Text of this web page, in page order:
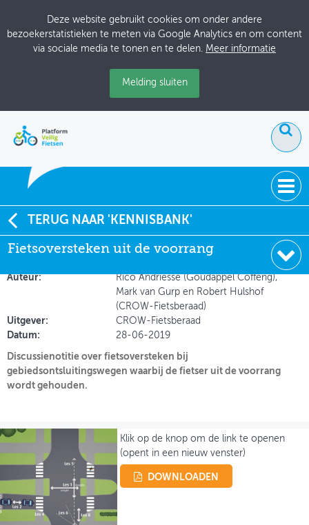
Deze website gebruikt cookies om onder andere
bezoekerstatistieken te meten via Google Analytics en om content
via sociale media te tonen en te delen. Meer informatie
Melding sluiten
ACTUEEL
DOSSIERS
BIJEENKOMSTEN
ONTWERPERSCAFÉ
TERUG NAAR 'KENNISBANK'
Fietsoversteken uit de voorrang
Fietsoversteken uit de voorrang
Auteur:
Rico Andriesse (Goudappel Coffeng),
Mark van Gurp en Robert Hulshof
(CROW-Fietsberaad)
Uitgever:
CROW-Fietsberaad
Datum:
28-06-2019
Discussienotitie over fietsoversteken bij
gebiedsontsluitingswegen waarbij de fietser uit de voorrang
wordt gehouden.
Klik op de knop om de link te openen
(opent in een nieuw venster)
DOWNLOADEN